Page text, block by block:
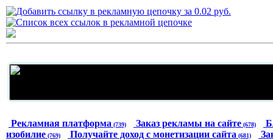
Рекламная платформа (739) Заказ рекламы на сайте (678)
изобилие (769) Получайте доход с монетизации сайта (681)